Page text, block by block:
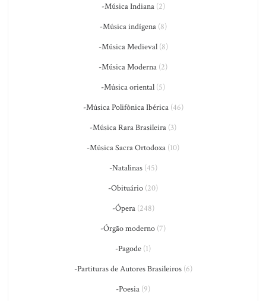
-Música Indiana(2)
-Música indígena(8)
-Música Medieval(8)
-Música Moderna (2)
-Música oriental (5)
-Música Polifônica Ibérica(46)
-Música Rara Brasileira (3)
-Música Sacra Ortodoxa (10)
-Natalinas(45)
-Obituário (20)
-Ópera(248)
-Órgão moderno (7)
-Pagode (1)
-Partituras de Autores Brasileiros(6)
-Poesia (9)